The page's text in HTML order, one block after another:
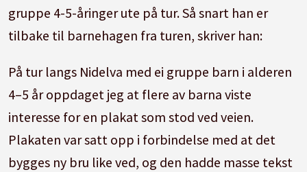
gruppe 4-5-åringer ute på tur. Så snart han er
tilbake til barnehagen fra turen, skriver han:
På tur langs Nidelva med ei gruppe barn i alderen
4–5 år oppdaget jeg at flere av barna viste
interesse for en plakat som stod ved veien.
Plakaten var satt opp i forbindelse med at det
bygges ny bru like ved, og den hadde masse tekst